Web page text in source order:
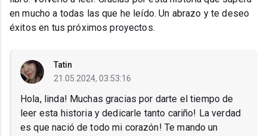
en mucho a todas las que he leído. Un abrazo y te deseo
éxitos en tus próximos proyectos.
Tatin
21.05.2024, 03:53:16
Hola, linda! Muchas gracias por darte el tiempo de
leer esta historia y dedicarle tanto cariño! La verdad
es que nació de todo mi corazón! Te mando un